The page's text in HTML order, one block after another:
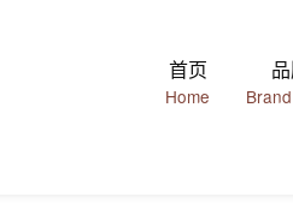
首页
Home